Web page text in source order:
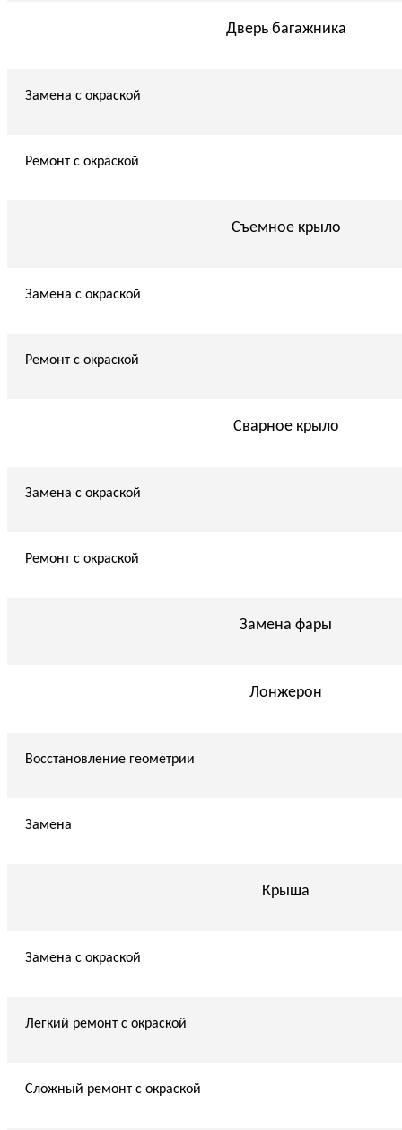
Дверь багажника
Замена с окраской
Ремонт с окраской
Съемное крыло
Замена с окраской
Ремонт с окраской
Сварное крыло
Замена с окраской
Ремонт с окраской
Замена фары
Лонжерон
Восстановление геометрии
Замена
Крыша
Замена с окраской
Легкий ремонт с окраской
Сложный ремонт с окраской